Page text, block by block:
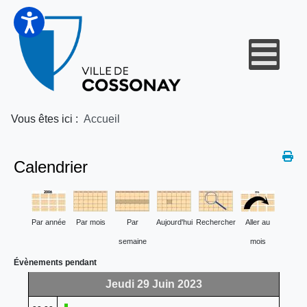
Vous êtes ici : Accueil
Calendrier
Par année Par mois Par
semaine
Aujourd'hui Rechercher Aller au
mois
Évènements pendant
Jeudi 29 Juin 2023